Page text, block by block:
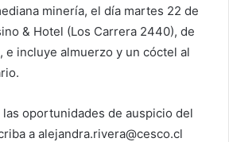
minería, el día martes 22 de
& Hotel (Los Carrera 2440), de
e incluye almuerzo y un cóctel al
las oportunidades de auspicio del
a alejandra.rivera@cesco.cl